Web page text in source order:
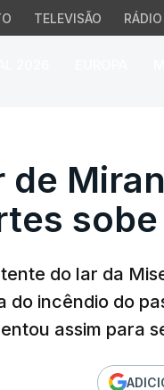
TELEVISÃO RÁDIO
de
do lar da
incêndio do
assim para